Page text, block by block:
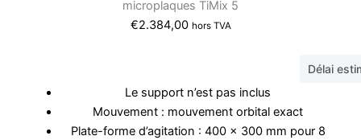
microplaques TiMix 5
€2.384,00 hors TVA
Délai
Le support n’est pas inclus
Mouvement : mouvement orbital exact
Plate-forme d’agitation : 400 x 300 mm pour 8